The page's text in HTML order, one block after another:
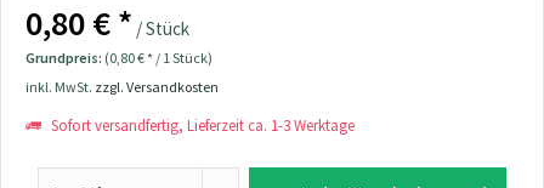
0,80 € * / Stück
Grundpreis: (0,80 € * / 1 Stück)
inkl. MwSt. zzgl. Versandkosten
Sofort versandfertig, Lieferzeit ca. 1-3 Werktage